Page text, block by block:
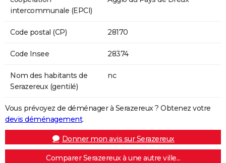
intercommunale (EPCI)
Code postal (CP) 28170
Code Insee 28374
Nom des habitants de
Serazereux (gentilé)
nc
Vous prévoyez de déménager à Serazereux ? Obtenez votre
devis déménagement.
Donner mon avis sur Serazereux
Comparer Serazereux à une autre ville...